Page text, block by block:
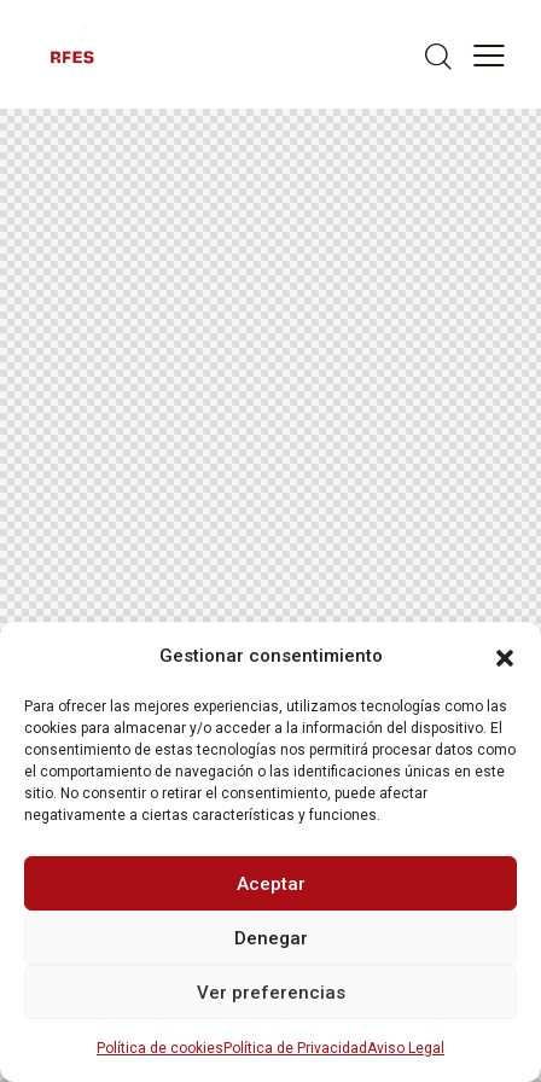
Gestionar consentimiento
Para ofrecer las mejores experiencias, utilizamos tecnologías como las
cookies para almacenar y/o acceder a la información del dispositivo. El
consentimiento de estas tecnologías nos permitirá procesar datos como
el comportamiento de navegación o las identificaciones únicas en este
sitio. No consentir o retirar el consentimiento, puede afectar
negativamente a ciertas características y funciones.
Aceptar
Denegar
Ver preferencias
Política de cookies Política de PrivacidadAviso Legal